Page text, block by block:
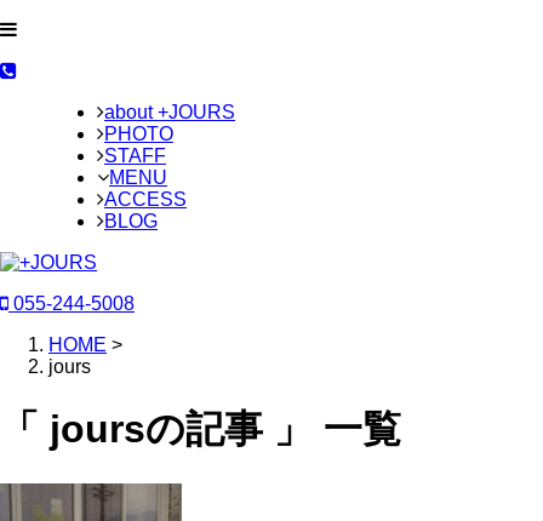
about +JOURS
PHOTO
STAFF
MENU
ACCESS
BLOG
055-244-5008
HOME >
jours
「 joursの記事 」 一覧